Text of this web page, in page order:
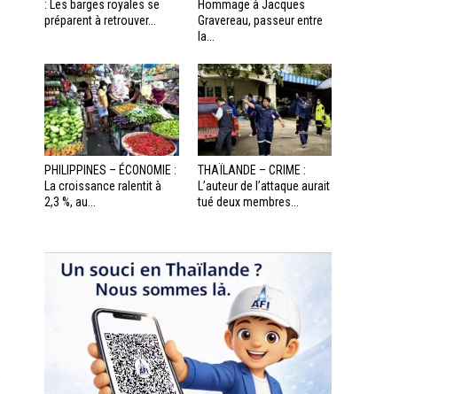
: Les barges royales se
préparent à retrouver...
Hommage à Jacques
Gravereau, passeur entre
la...
PHILIPPINES – ÉCONOMIE :
La croissance ralentit à
2,3 %, au...
THAÏLANDE – CRIME :
L’auteur de l’attaque aurait
tué deux membres...